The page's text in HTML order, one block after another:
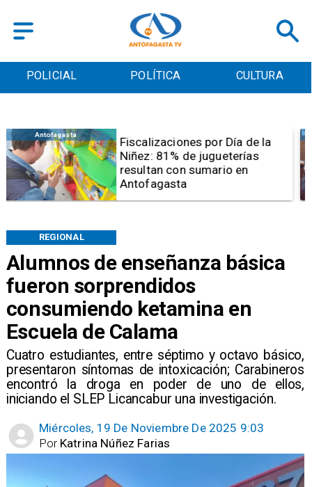
POLICIAL POLÍTICA CULTURA
Alumnos de enseñanza básica
fueron sorprendidos
consumiendo ketamina en
Escuela de Calama
​Cuatro estudiantes, entre séptimo y octavo básico,
presentaron síntomas de intoxicación; Carabineros
encontró la droga en poder de uno de ellos,
iniciando el SLEP Licancabur una investigación.
REGIONAL
Miércoles, 19 De Noviembre De 2025 9:03
Katrina Núñez Farias
Por
Antofagasta
Tribunal frena opción de pena
mixta para Karen Rojo por ahora